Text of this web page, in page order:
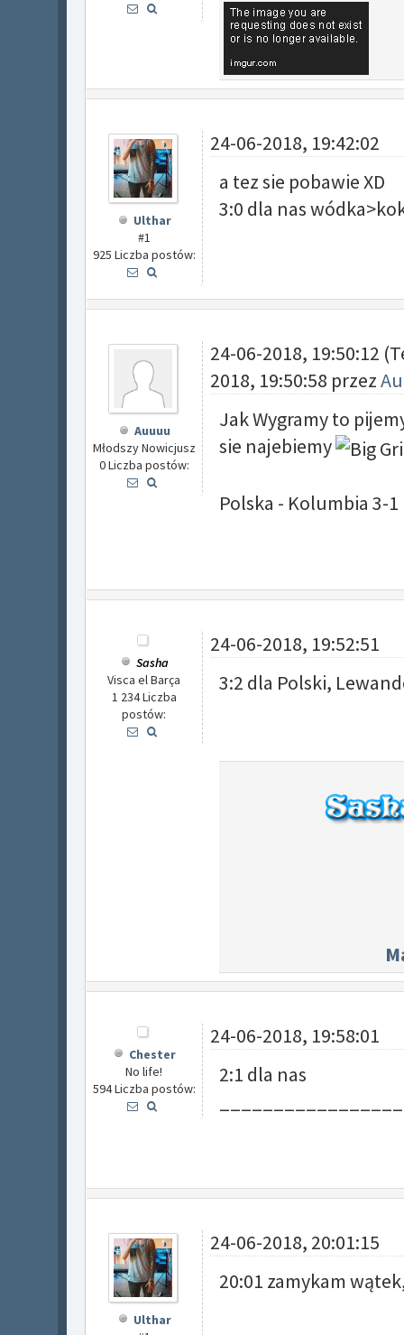
Ulthar
#1
925 Liczba postów:
24-06-2018, 19:42:02
a tez sie pobawie XD
3:0 dla nas
Auuuu
Młodszy Nowicjusz
0 Liczba postów:
24-06-2018, 19:50:12
2018, 19:50:58 przez
Jak Wygramy to
sie najebiemy
Polska - Kolumbia 3-1
Sasha
Visca el Barça
1 234 Liczba
postów:
24-06-2018, 19:52:51
3:2 dla Polski,
Chester
No life!
594 Liczba postów:
24-06-2018, 19:58:01
2:1 dla nas
Ulthar
24-06-2018, 20:01:15
20:01 zamykam